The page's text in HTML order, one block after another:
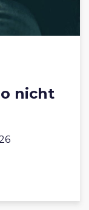
nicht